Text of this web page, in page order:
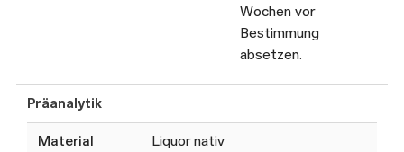
Wochen vor
Bestimmung
absetzen.
Präanalytik
Material Liquor nativ